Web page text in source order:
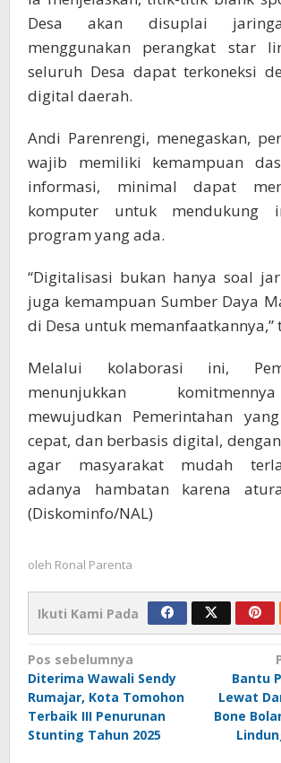
Desa akan disuplai
menggunakan perangkat star
seluruh Desa dapat terkoneksi
digital daerah.
Andi Parenrengi, menegaskan,
wajib memiliki kemampuan
informasi, minimal dapat
komputer untuk mendukung
program yang ada.
“Digitalisasi bukan hanya soal
juga kemampuan Sumber Daya
di Desa untuk memanfaatkannya,”
Melalui kolaborasi ini,
menunjukkan
mewujudkan Pemerintahan
cepat, dan berbasis digital,
agar masyarakat mudah
adanya hambatan karena
(Diskominfo/NAL)
oleh Ronal Parenta
Ikuti Kami Pada
Navigasi
pos
Pos sebelumnya
Diterima Wawali Sendy
Rumajar, Kota Tomohon
Terbaik III Penurunan
Stunting Tahun 2025
Bantu
Lewat
Bone